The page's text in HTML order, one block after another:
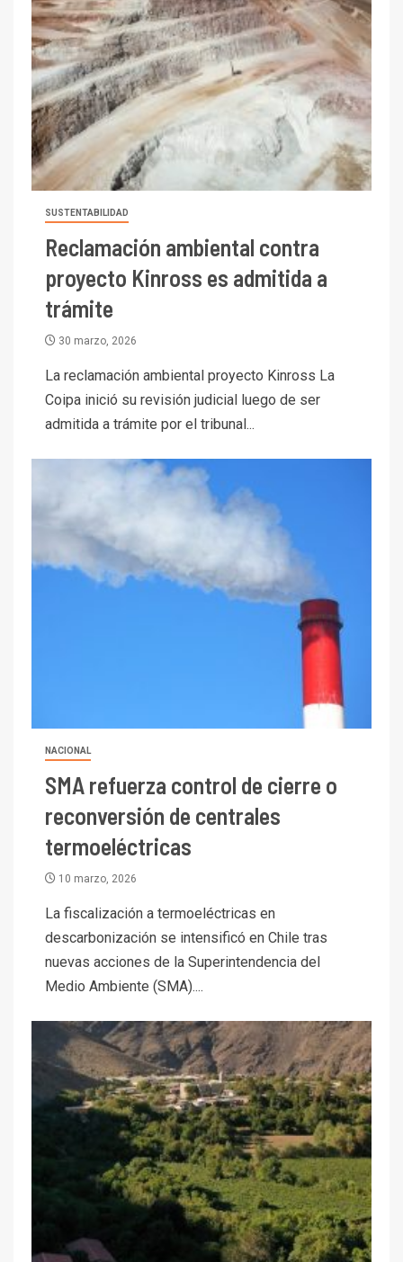
SUSTENTABILIDAD
Reclamación ambiental contra
proyecto Kinross es admitida a
trámite
30 marzo, 2026
La reclamación ambiental proyecto Kinross La
Coipa inició su revisión judicial luego de ser
admitida a trámite por el tribunal...
NACIONAL
SMA refuerza control de cierre o
reconversión de centrales
termoeléctricas
10 marzo, 2026
La fiscalización a termoeléctricas en
descarbonización se intensificó en Chile tras
nuevas acciones de la Superintendencia del
Medio Ambiente (SMA)....